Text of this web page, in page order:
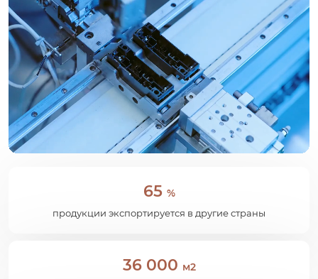
65 %
продукции экспортируется в другие страны
36 000 м2